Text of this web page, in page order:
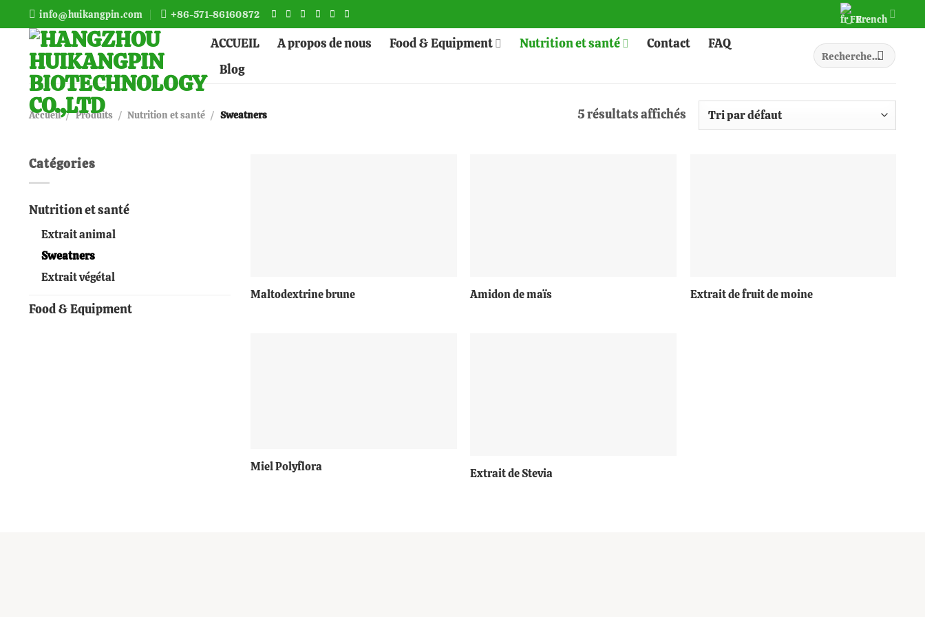
to
content
info@huikangpin.com +86-571-86160872 French
ACCUEIL A propos de nous Food & Equipment Nutrition et santé Contact
FAQ
Blog
Recherche
pour :
Accueil / Produits / Nutrition et santé / Sweatners 5 résultats affichés
Catégories
Nutrition et santé
Extrait animal
Sweatners
Extrait végétal
Food & Equipment
Maltodextrine brune Amidon de maïs Extrait de fruit de moine
Miel Polyflora Extrait de Stevia